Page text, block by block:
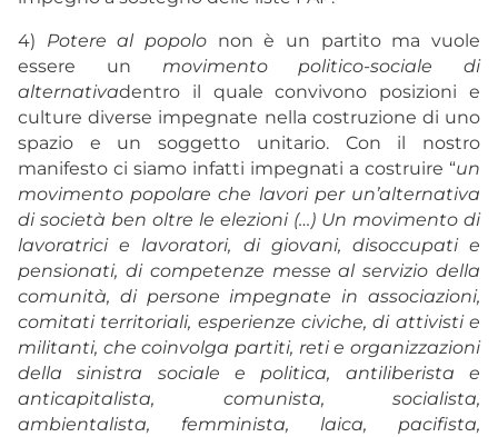
4) Potere al popolo non è un partito ma vuole
essere un movimento politico-sociale di
alternativadentro il quale convivono posizioni e
culture diverse impegnate nella costruzione di uno
spazio e un soggetto unitario. Con il nostro
manifesto ci siamo infatti impegnati a costruire “un
movimento popolare che lavori per un’alternativa
di società ben oltre le elezioni (…) Un movimento di
lavoratrici e lavoratori, di giovani, disoccupati e
pensionati, di competenze messe al servizio della
comunità, di persone impegnate in associazioni,
comitati territoriali, esperienze civiche, di attivisti e
militanti, che coinvolga partiti, reti e organizzazioni
della sinistra sociale e politica, antiliberista e
anticapitalista, comunista, socialista,
ambientalista, femminista, laica, pacifista,